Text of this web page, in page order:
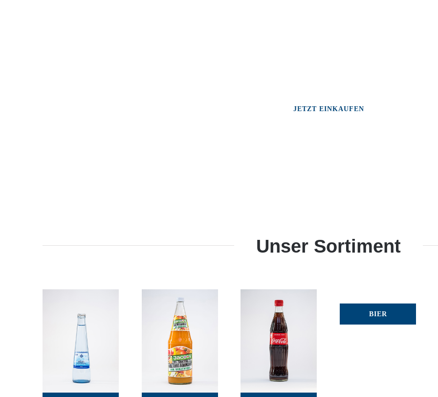
JETZT EINKAUFEN
Unser Sortiment
BIER